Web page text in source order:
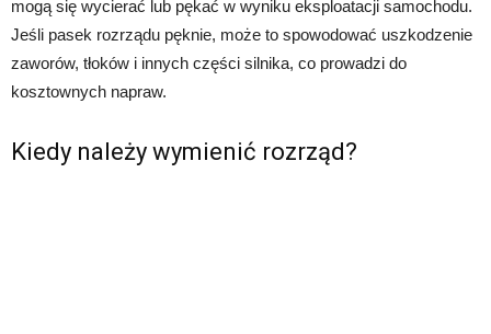
mogą się wycierać lub pękać w wyniku eksploatacji samochodu.
Jeśli pasek rozrządu pęknie, może to spowodować uszkodzenie
zaworów, tłoków i innych części silnika, co prowadzi do
kosztownych napraw.
Kiedy należy wymienić rozrząd?